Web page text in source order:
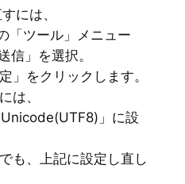
には、
「ツール」メニュー
」を選択。
」をクリックします。
は、
」に設
も、上記に設定し直し